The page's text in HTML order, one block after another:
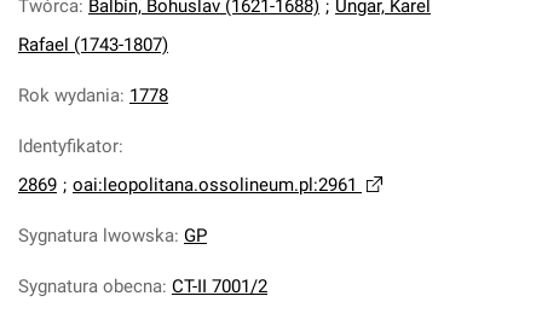
Twórca: Balbín, Bohuslav (1621-1688) ; Ungar, Karel
Rafael (1743-1807)
Rok wydania: 1778
Identyfikator:
2869 ; oai:leopolitana.ossolineum.pl:2961
Sygnatura lwowska: GP
Sygnatura obecna: CT-II 7001/2